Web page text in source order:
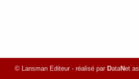
© Lansman Editeur - réalisé par DataNet